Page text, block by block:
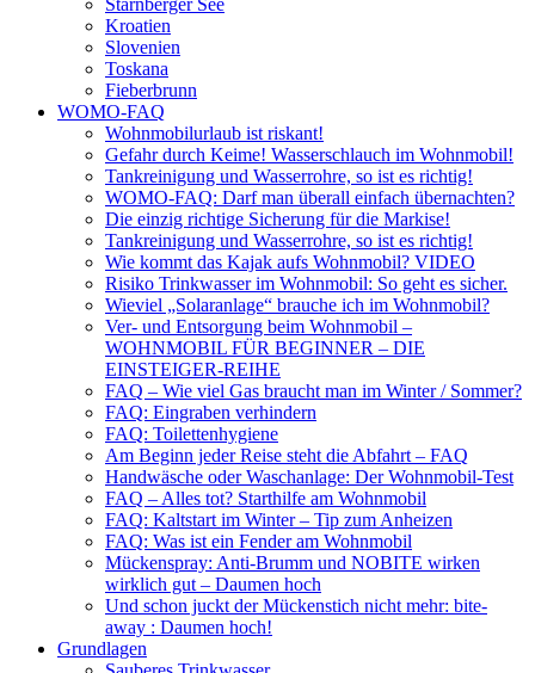
Kroatien
Slovenien
Toskana
Fieberbrunn
WOMO-FAQ
Wohnmobilurlaub ist riskant!
Gefahr durch Keime! Wasserschlauch im Wohnmobil!
Tankreinigung und Wasserrohre, so ist es richtig!
WOMO-FAQ: Darf man überall einfach übernachten?
Die einzig richtige Sicherung für die Markise!
Tankreinigung und Wasserrohre, so ist es richtig!
Wie kommt das Kajak aufs Wohnmobil? VIDEO
Risiko Trinkwasser im Wohnmobil: So geht es sicher.
Wieviel „Solaranlage“ brauche ich im Wohnmobil?
Ver- und Entsorgung beim Wohnmobil –
WOHNMOBIL FÜR BEGINNER – DIE
EINSTEIGER-REIHE
FAQ – Wie viel Gas braucht man im Winter / Sommer?
FAQ: Eingraben verhindern
FAQ: Toilettenhygiene
Am Beginn jeder Reise steht die Abfahrt – FAQ
Handwäsche oder Waschanlage: Der Wohnmobil-Test
FAQ – Alles tot? Starthilfe am Wohnmobil
FAQ: Kaltstart im Winter – Tip zum Anheizen
FAQ: Was ist ein Fender am Wohnmobil
Mückenspray: Anti-Brumm und NOBITE wirken
wirklich gut – Daumen hoch
Und schon juckt der Mückenstich nicht mehr: bite-
away : Daumen hoch!
Grundlagen